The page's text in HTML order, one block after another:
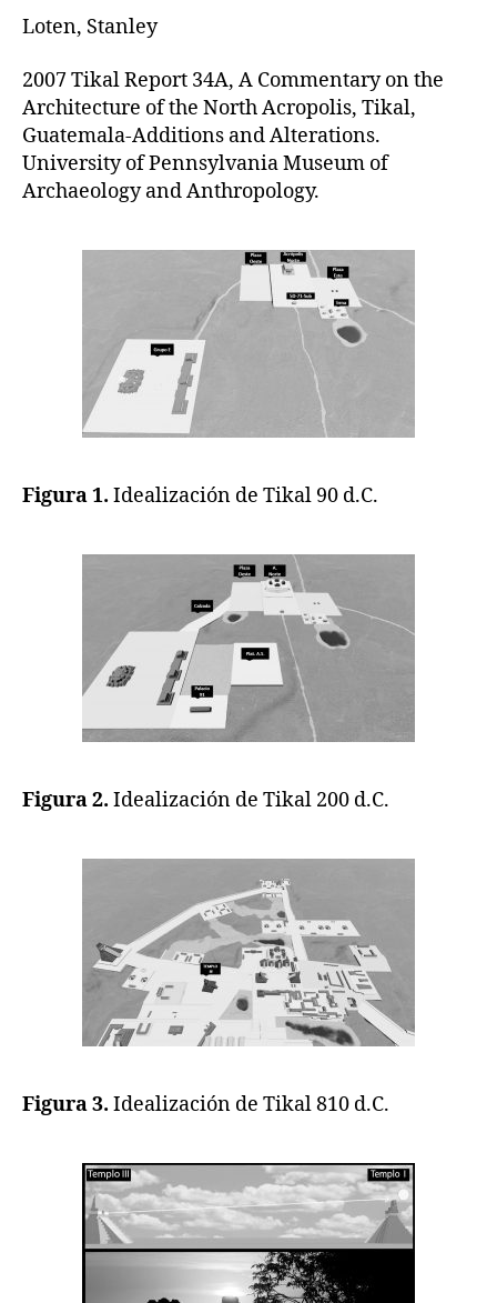
Loten, Stanley
2007 Tikal Report 34A, A Commentary on the
Architecture of the North Acropolis, Tikal,
Guatemala-Additions and Alterations.
University of Pennsylvania Museum of
Archaeology and Anthropology.
Figura 1. Idealización de Tikal 90 d.C.
Figura 2. Idealización de Tikal 200 d.C.
Figura 3. Idealización de Tikal 810 d.C.